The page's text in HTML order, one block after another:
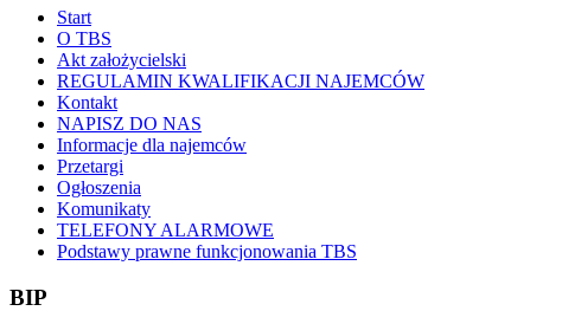
Start
O TBS
Akt założycielski
REGULAMIN KWALIFIKACJI NAJEMCÓW
Kontakt
NAPISZ DO NAS
Informacje dla najemców
Przetargi
Ogłoszenia
Komunikaty
TELEFONY ALARMOWE
Podstawy prawne funkcjonowania TBS
BIP